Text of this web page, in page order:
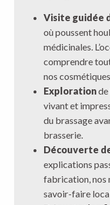
Visite guidée
où poussent
médicinales.
comprendre
nos
Explorationde
vivant et
du brassage
brasserie.
Découverte
explications
fabrication, nos
savoir-faire